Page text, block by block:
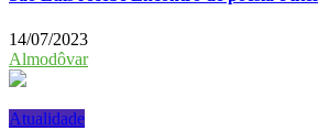
14/07/2023
Almodôvar
Atualidade